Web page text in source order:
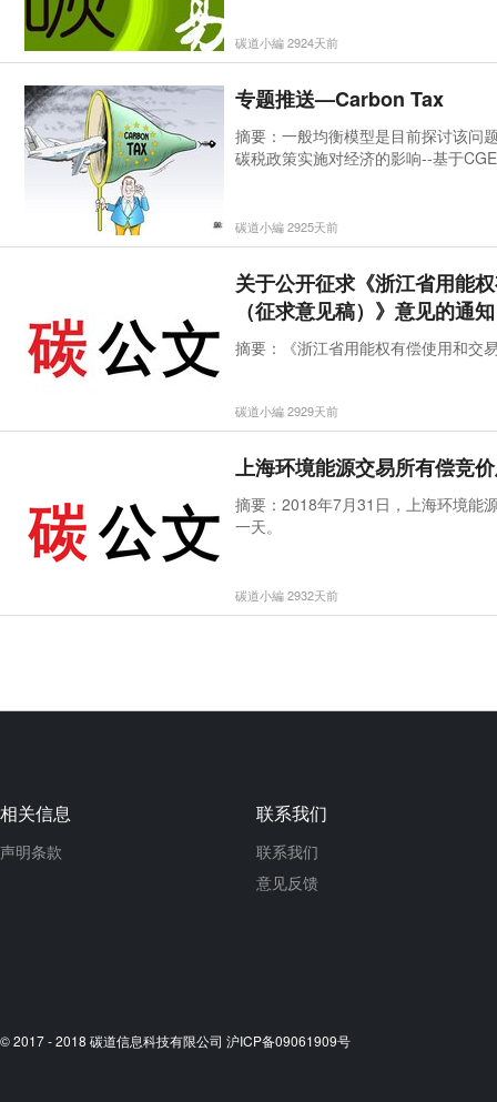
碳道小編 2924天前
专题推送—Carbon Tax
摘要：一般均衡模型是目前探讨该问
碳税政策实施对经济的影响--基于
碳道小編 2925天前
关于公开征求《浙江省用能
（征求意见稿）》意见的通知
摘要：《浙江省用能权有偿使用和交
碳道小編 2929天前
上海环境能源交易所有偿竞
摘要：2018年7月31日，上海环境能
一天。
碳道小編 2932天前
相关信息
声明条款
联系我们
联系我们
意见反馈
© 2017 - 2018 碳道信息科技有限公司 沪ICP备09061909号